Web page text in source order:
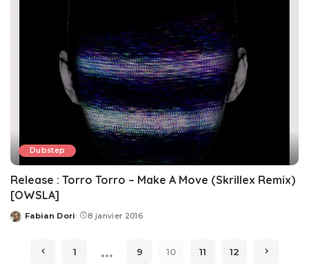
Dubstep
Release : Torro Torro – Make A Move (Skrillex Remix)
[OWSLA]
Posted
Fabian Dori 8 janvier 2016
1 … 9 10 11 12